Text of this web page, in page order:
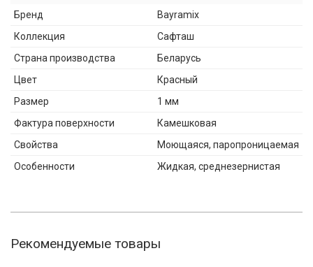
Бренд
Bayramix
Коллекция
Сафташ
Страна производства
Беларусь
Цвет
Красный
Размер
1 мм
Фактура поверхности
Камешковая
Свойства
Моющаяся, паропроницаемая
Особенности
Жидкая, среднезернистая
Рекомендуемые товары